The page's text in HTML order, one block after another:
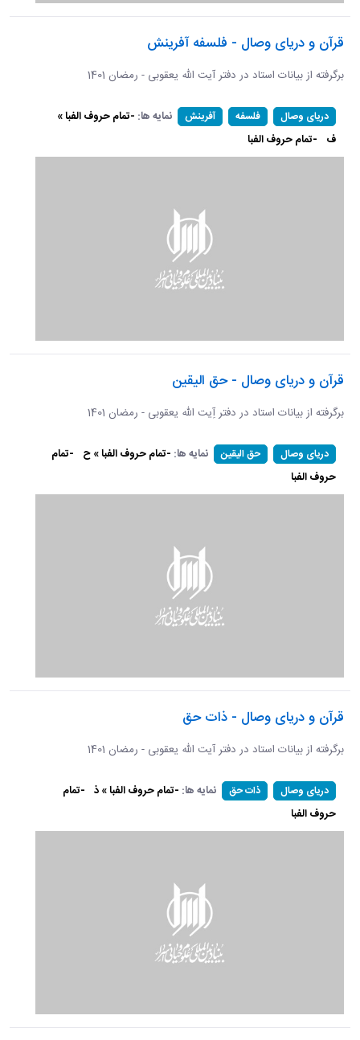
قرآن و دریای وصال - فلسفه آفرینش
برگرفته از بیانات استاد در دفتر آیت الله یعقوبی - رمضان 1401
دریای وصال فلسفه آفرینش نمایه ها: -تمام حروف الفبا »
ف -تمام حروف الفبا
قرآن و دریای وصال - حق الیقین
برگرفته از بیانات استاد در دفتر آِیت الله یعقوبی - رمضان 1401
دریای وصال حق الیقین نمایه ها: -تمام حروف الفبا » ح -تمام
حروف الفبا
قرآن و دریای وصال - ذات حق
برگرفته از بیانات استاد در دفتر آیت الله یعقوبی - رمضان 1401
دریای وصال ذات حق نمایه ها: -تمام حروف الفبا » ذ -تمام
حروف الفبا